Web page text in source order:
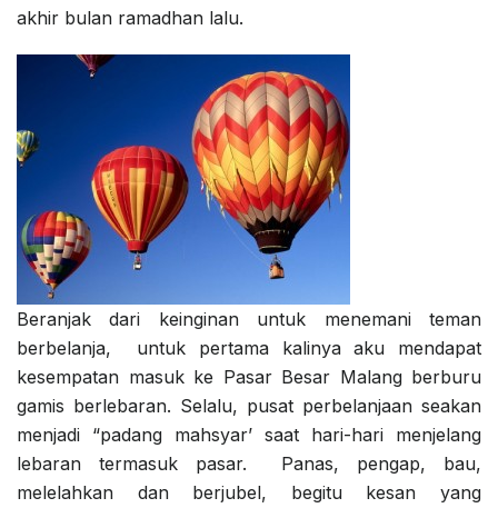
akhir bulan ramadhan lalu.
Beranjak dari keinginan untuk menemani teman
berbelanja, untuk pertama kalinya aku mendapat
kesempatan masuk ke Pasar Besar Malang berburu
gamis berlebaran. Selalu, pusat perbelanjaan seakan
menjadi “padang mahsyar’ saat hari-hari menjelang
lebaran termasuk pasar. Panas, pengap, bau,
melelahkan dan berjubel, begitu kesan yang